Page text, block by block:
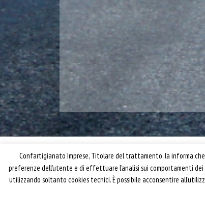
Confartigianato Imprese, Titolare del trattamento, la informa
preferenze dell’utente e di effettuare l’analisi sui comportamenti
utilizzando soltanto cookies tecnici. È possibile acconsentire